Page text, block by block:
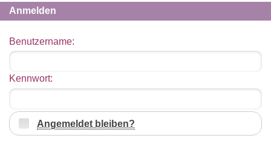
Anmelden
Benutzername:
Kennwort:
Angemeldet bleiben?